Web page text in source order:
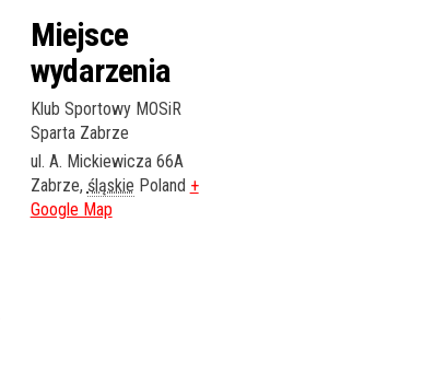
Miejsce
wydarzenia
Klub Sportowy MOSiR
Sparta Zabrze
ul. A. Mickiewicza 66A
Zabrze, śląskie Poland +
Google Map